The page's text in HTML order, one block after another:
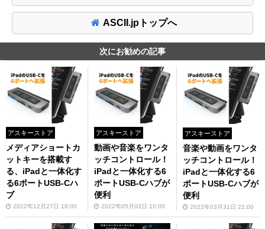
ASCII.jpトップへ
次にお勧めの記事
アスキーストア
メディアショートカ
ットキーを搭載す
る、iPadと一体化す
る6ポートUSB-Cハ
ブ
2022年12月27日 18:00
アスキーストア
動画や音楽をワンタ
ッチコントロール！
iPadと一体化する6
ポートUSB-Cハブが
便利
2022年05月03日 10:00
アスキーストア
音楽や動画をワンタ
ッチコントロール！
iPadと一体化する6
ポートUSB-Cハブが
便利
2022年03月31日 21:00